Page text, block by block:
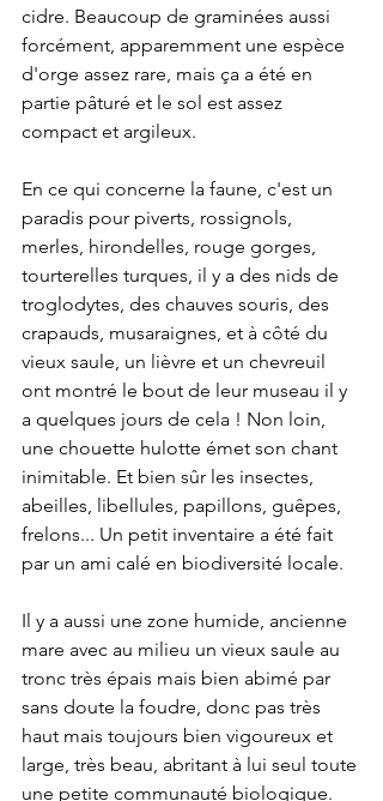
cidre. Beaucoup de graminées aussi
forcément, apparemment une espèce
d'orge assez rare, mais ça a été en
partie pâturé et le sol est assez
compact et argileux.
En ce qui concerne la faune, c'est un
paradis pour piverts, rossignols,
merles, hirondelles, rouge gorges,
tourterelles turques, il y a des nids de
troglodytes, des chauves souris, des
crapauds, musaraignes, et à côté du
vieux saule, un lièvre et un chevreuil
ont montré le bout de leur museau il y
a quelques jours de cela ! Non loin,
une chouette hulotte émet son chant
inimitable. Et bien sûr les insectes,
abeilles, libellules, papillons, guêpes,
frelons... Un petit inventaire a été fait
par un ami calé en biodiversité locale.
Il y a aussi une zone humide, ancienne
mare avec au milieu un vieux saule au
tronc très épais mais bien abimé par
sans doute la foudre, donc pas très
haut mais toujours bien vigoureux et
large, très beau, abritant à lui seul toute
une petite communauté biologique.